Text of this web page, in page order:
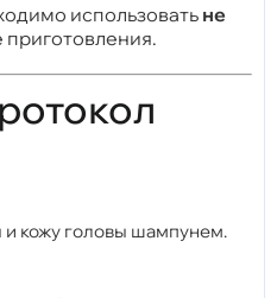
использоватьне
приготовления.
кожу головы шампунем.